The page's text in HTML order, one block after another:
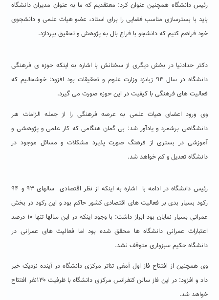
رئیس دانشگاه همچنین عنوان کرد: معتقدیم که ما به عنوان مدیران دانشگاه
باید با بسترسازی مناسب فضایی را برای استاد، عضو هیات علمی و دانشجوی
خود فراهم کنیم که دانشجو با فراغ بال به پژوهش و تحقیق بپردازد.
دکتر حدادنیا در بخش دیگری از سخنانش با اشاره به اینکه حوزه ی فرهنگی
دانشگاه در سال ۹۴ زبانزد وزارت علوم و تحقیقات بود افزود: خوشحالیم که
فعالیت های فرهنگی با کیفیت در این حوزه صورت می گیرد.
وی ورود اعضای هیات علمی به عرصه فرهنگی را از جمله الزامات هر
دانشگاهی برشمرد و یادآور شد: بی گمان هنگامی که کار علمی و پژوهشی و
آموزشی در بستری از فرهنگ صورت پذیرد مشکلات و مسائل موجود در
دانشگاه تعدیل و کم خواهد شد.
رئیس دانشگاه در ادامه با اشاره به اینکه از نظر اقتصادی سالهای ۹۳ و ۹۴
رکود بسیار بدی بر فعالیت های اقتصادی کشور حاکم بود و این رکود در بخش
عمرانی بسیار نمایان بود ابراز داشت: با وجود اینکه در این سالها تنها ۱۰ درصد
اعتبارات عمرانی دانشگاه ها محقق شده بود اما فعالیت های عمرانی در
دانشگاه حکیم سبزواری متوقف نشد.
وی همچنین از افتتاح فاز اول آمفی تئاتر مرکزی دانشگاه در آینده نزدیک خبر
داد و افزود: در این فاز سالن کنفرانس مرکزی دانشگاه با ظرفیت ۱۳۰نفر افتتاح
خواهد شد.